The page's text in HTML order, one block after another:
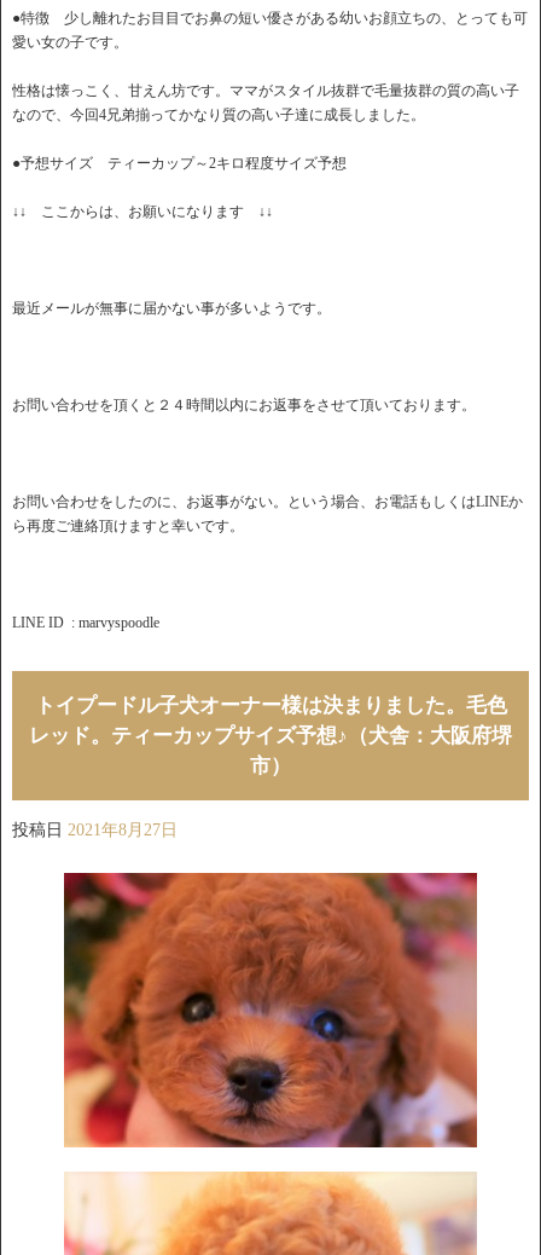
●特徴 少し離れたお目目でお鼻の短い優さがある幼いお顔立ちの、とっても可
愛い女の子です。
性格は懐っこく、甘えん坊です。ママがスタイル抜群で毛量抜群の質の高い子
なので、今回4兄弟揃ってかなり質の高い子達に成長しました。
●予想サイズ ティーカップ～2キロ程度サイズ予想
↓↓ ここからは、お願いになります ↓↓
最近メールが無事に届かない事が多いようです。
お問い合わせを頂くと２４時間以内にお返事をさせて頂いております。
お問い合わせをしたのに、お返事がない。という場合、お電話もしくはLINEか
ら再度ご連絡頂けますと幸いです。
LINE ID : marvyspoodle
トイプードル子犬オーナー様は決まりました。毛色
レッド。ティーカップサイズ予想♪（犬舎：大阪府堺
市）
投稿日 2021年8月27日